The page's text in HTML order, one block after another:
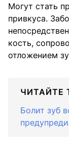
Могут стать
привкуса.
кость,
отложением
ЧИТАЙТЕ
Болит зуб